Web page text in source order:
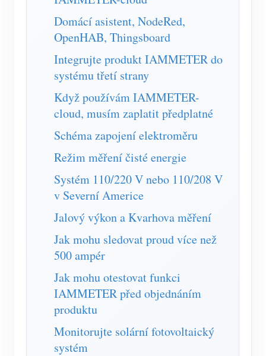
Simulátor IAMMETER
Virtuální měřič
Aplikace
Monitor energie solárního FV systému
Monitor spotřeby elektřiny
Řídicí systém PV ohřívače
Tovární energetické monitorování
Ukládat
Zdroje
Výukové video
FAQ
Zprávy
Blogy
Společenství
Vývojář
Prozkoumat
Program odměn
Kontakt
O nás
Domácí asistent, NodeRed,
OpenHAB, Thingsboard
Integrujte produkt IAMMETER do
systému třetí strany
Když používám IAMMETER-
cloud, musím zaplatit předplatné
Schéma zapojení elektroměru
Režim měření čisté energie
Systém 110/220 V nebo 110/208 V
v Severní Americe
Jalový výkon a Kvarhova měření
Jak mohu sledovat proud více než
500 ampér
Jak mohu otestovat funkci
IAMMETER před objednáním
produktu
Monitorujte solární fotovoltaický
systém